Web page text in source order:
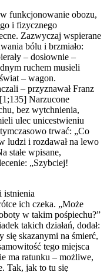
w funkcjonowanie obozu,
i fizycznego
Zazwyczaj wspierane
bólu i brzmiało:
– dosłownie –
ruchem musieli
– wagon.
– przyznawał Franz
Narzucone
bez wytchnienia,
ulec unicestwieniu
trwać: „Co
ludzi i rozdawał na lewo
stałe wpisane,
„Szybciej!
istnienia
ich czeka. „Może
w takim pośpiechu?”
takich działań, dodał:
się skazanymi na śmierć,
tego miejsca
ma ratunku – możliwe,
Tak, jak to tu się